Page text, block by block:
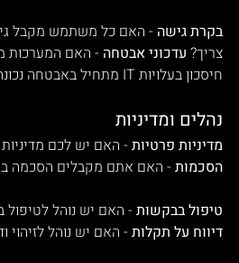
בקרת גישה - האם כל משתמש מקבל
צריך? עדכוני אבטחה - האם המערכות
חיסכון בעלויות IT מתחיל באבטחה נכונה שמונעת פרצות יקרות.
נהלים ומדיניות
מדיניות פרטיות - האם יש לכם
הסכמות - האם אתם מקבלים הסכמה
טיפול בבקשות - האם יש נוהל לטיפול
דיווח על תקלות - האם יש נוהל לזיהוי